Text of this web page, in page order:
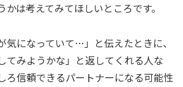
は考えてみてほしいところです。
気になっていて…」と伝えたときに、
てみようかな」と返してくれる人な
ろ信頼できるパートナーになる可能性